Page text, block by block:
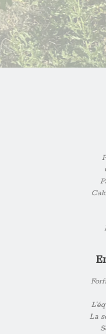
La